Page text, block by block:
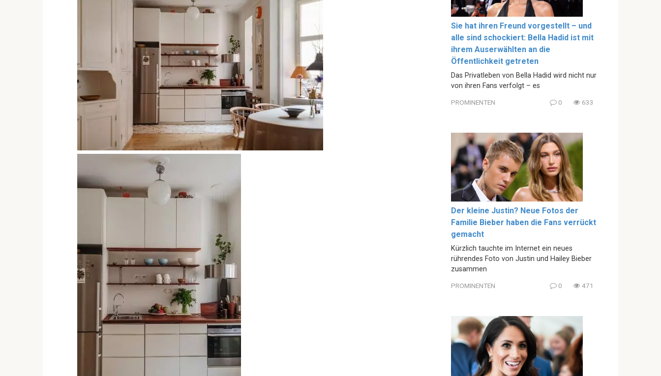
Sie hat ihren Freund vorgestellt – und
alle sind schockiert: Bella Hadid ist mit
ihrem Auserwählten an die
Öffentlichkeit getreten
Das Privatleben von Bella Hadid wird nicht nur
von ihren Fans verfolgt – es
PROMINENTEN 0 633
Der kleine Justin? Neue Fotos der
Familie Bieber haben die Fans verrückt
gemacht
Kürzlich tauchte im Internet ein neues
rührendes Foto von Justin und Hailey Bieber
zusammen
PROMINENTEN 0 471